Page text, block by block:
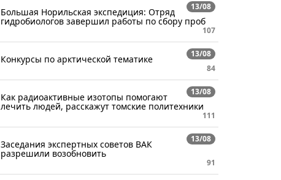
13/08
Большая Норильская экспедиция: Отряд
гидробиологов завершил работы по сбору проб
107
13/08
Конкурсы по арктической тематике
84
13/08
Как радиоактивные изотопы помогают
лечить людей, расскажут томские политехники
111
13/08
Заседания экспертных советов ВАК
разрешили возобновить
91